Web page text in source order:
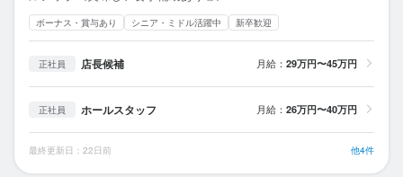
ボーナス・賞与あり シニア・ミドル活躍中 新卒歓迎
正社員 店長候補 月給： 29万円〜45万円
正社員 ホールスタッフ 月給： 26万円〜40万円
最終更新日：22日前 他4件